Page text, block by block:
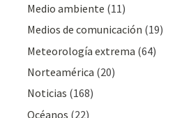
Medio ambiente (11)
Medios de comunicación (19)
Meteorologí­a extrema (64)
Norteamérica (20)
Noticias (168)
Océanos (22)